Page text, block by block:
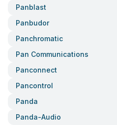
Panblast
Panbudor
Panchromatic
Pan Communications
Panconnect
Pancontrol
Panda
Panda-Audio